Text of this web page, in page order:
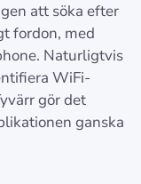
att söka efter
fordon, med
Naturligtvis
WiFi-
gör det
ganska